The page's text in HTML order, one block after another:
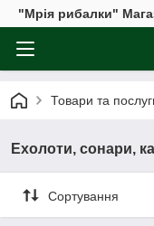
"Мрія рибалки"
Товари та
Ехолоти, сонари,
Сортування